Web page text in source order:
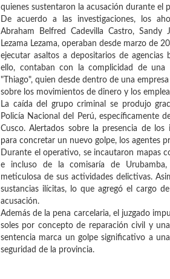
quienes sustentaron la acusación durante el
De acuerdo a las investigaciones, los
Abraham Belfred Cadevilla Castro, Sandy
Lezama Lezama, operaban desde marzo de
ejecutar asaltos a depositarios de agencias
ello, contaban con la complicidad de una
"Thiago", quien desde dentro de una
sobre los movimientos de dinero y los
La caída del grupo criminal se produjo
Policía Nacional del Perú, específicamente
Cusco. Alertados sobre la presencia de
para concretar un nuevo golpe, los agentes
Durante el operativo, se incautaron mapas
e incluso de la comisaría de
meticulosa de sus actividades delictivas.
sustancias ilícitas, lo que agregó el cargo
acusación.
Además de la pena carcelaria, el juzgado
soles por concepto de reparación civil y
sentencia marca un golpe significativo a
seguridad de la provincia.